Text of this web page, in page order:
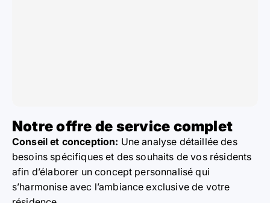
Notre offre de service complet
Conseil et conception: Une analyse détaillée des
besoins spécifiques et des souhaits de vos résidents
afin d’élaborer un concept personnalisé qui
s’harmonise avec l’ambiance exclusive de votre